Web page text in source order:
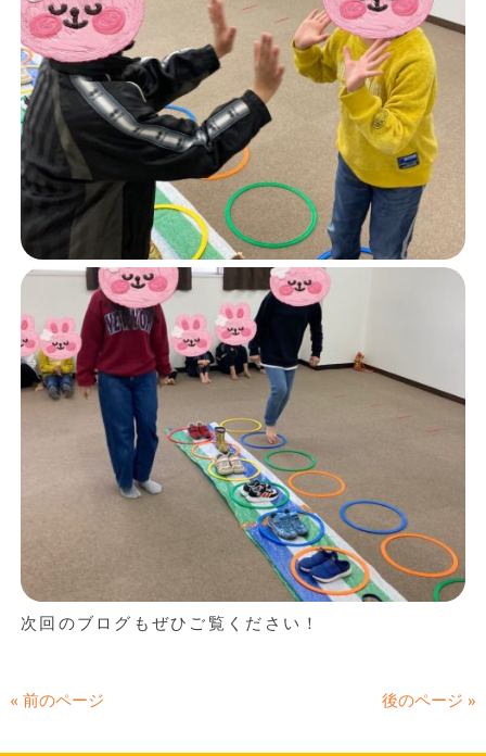
次回のブログもぜひご覧ください！
« 前のページ 後のページ »